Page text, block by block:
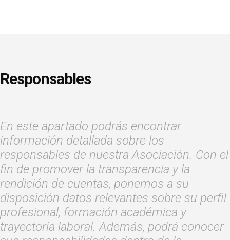
Responsables
En este apartado podrás encontrar
información detallada sobre los
responsables de nuestra Asociación. Con el
fin de promover la transparencia y la
rendición de cuentas, ponemos a su
disposición datos relevantes sobre su perfil
profesional, formación académica y
trayectoria laboral. Además, podrá conocer